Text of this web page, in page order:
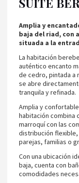
Amplia y
baja del riad, con
situada a la
La habitación
auténtico encanto
de cedro, pintada a
se abre
tranquila y refinada.
Amplia y
habitación combina
marroquí con las
distribución flexible,
parejas, familias o
Con una ubicación
baja, cuenta con
comodidades